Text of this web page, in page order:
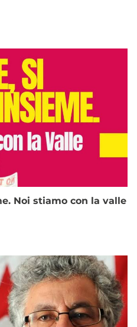
Noi stiamo con la valle